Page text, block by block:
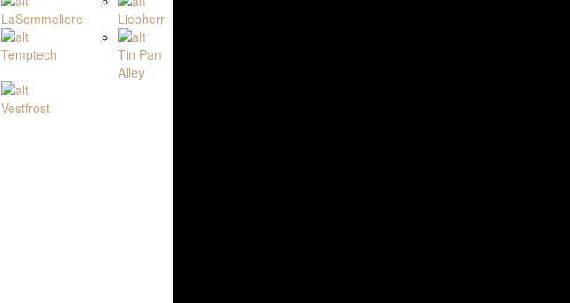
LaSommeliere Liebherr
Temptech
Tin Pan
Alley
Vestfrost